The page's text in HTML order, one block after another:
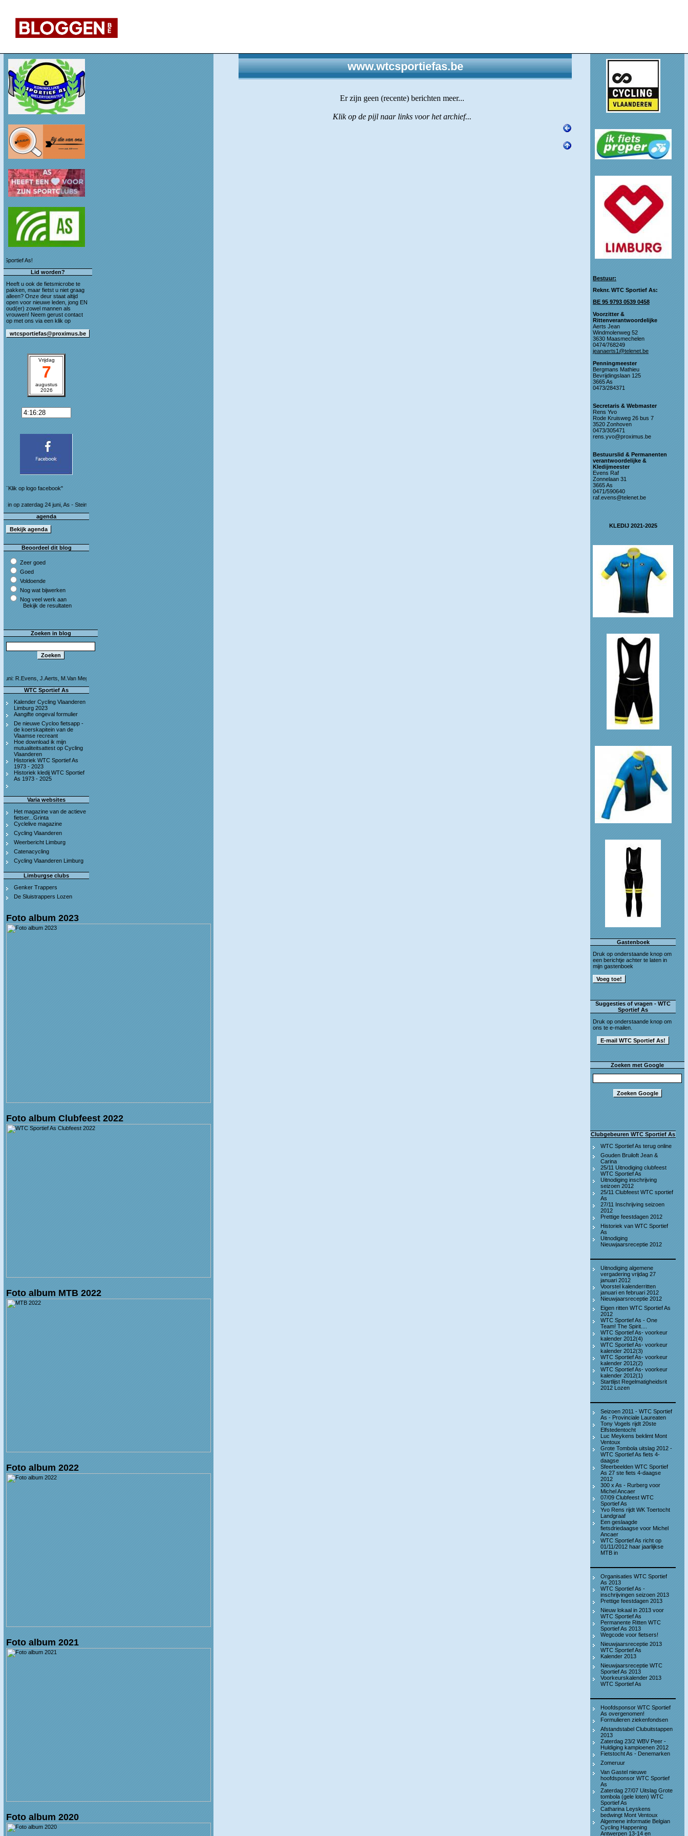
As!
Lid worden?
Heeft u ook de fietsmicrobe te
pakken, maar fietst u niet graag
alleen? Onze deur staat altijd
open voor nieuwe leden, jong EN
oud(er) zowel mannen als
vrouwen! Neem gerust contact
op met ons via een klik op
Vrijdag
7
augustus
2026
¨Klik op logo facebook"
zaterdag 24 juni, As - Stein 50 km (I&S 9u - 10u30) Café Bij die van ons As
agenda
Beoordeel dit blog
Zeer goed
Goed
Voldoende
Nog wat bijwerken
Nog veel werk aan
Bekijk de resultaten
Zoeken in blog
J.Aerts, M.Van Megen en C.Leeman - Van harte proficiat!
WTC Sportief As
Kalender Cycling Vlaanderen
Limburg 2023
Aangifte ongeval formulier
De nieuwe Cycloo fietsapp -
de koerskapitein van de
Vlaamse recreant
Hoe download ik mijn
mutualiteitsattest op Cycling
Vlaanderen
Historiek WTC Sportief As
1973 - 2023
Historiek kledij WTC Sportief
As 1973 - 2025
Varia websites
Het magazine van de actieve
fietser...Grinta
Cyclelive magazine
Cycling Vlaanderen
Weerbericht Limburg
Catenacycling
Cycling Vlaanderen Limburg
Limburgse clubs
Genker Trappers
De Sluistrappers Lozen
Foto album 2023
Foto album Clubfeest 2022
Foto album MTB 2022
Foto album 2022
Foto album 2021
Foto album 2020
www.wtcsportiefas.be
Er zijn geen (recente) berichten meer...
Klik op de pijl naar links voor het archief...
Bestuur:
Reknr. WTC Sportief As:
BE 95 9793 0539 0458
Voorzitter &
Rittenverantwoordelijke
Aerts Jean
Windmolenweg 52
3630 Maasmechelen
0474/768249
jeanaerts1@telenet.be
Penningmeester
Bergmans Mathieu
Bevrijdingslaan 125
3665 As
0473/284371
Secretaris & Webmaster
Rens Yvo
Rode Kruisweg 26 bus 7
3520 Zonhoven
0473/305471
rens.yvo@proximus.be
Bestuurslid & Permanenten
verantwoordelijke &
Kledijmeester
Evens Raf
Zonnelaan 31
3665 As
0471/590640
raf.evens@telenet.be
KLEDIJ 2021-2025
Gastenboek
Druk op onderstaande knop om
een berichtje achter te laten in
mijn gastenboek
Suggesties of vragen - WTC
Sportief As
Druk op onderstaande knop om
ons te e-mailen.
Zoeken met Google
Clubgebeuren WTC Sportief As
WTC Sportief As terug online
Gouden Bruiloft Jean &
Carina
25/11 Uitnodiging clubfeest
WTC Sportief As
Uitnodiging inschrijving
seizoen 2012
25/11 Clubfeest WTC sportief
As
27/11 Inschrijving seizoen
2012
Prettige feestdagen 2012
Historiek van WTC Sportief
As
Uitnodiging
Nieuwjaarsreceptie 2012
Uitnodiging algemene
vergadering vrijdag 27
januari 2012
Voorstel kalenderritten
januari en februari 2012
Nieuwjaarsreceptie 2012
Eigen ritten WTC Sportief As
2012
WTC Sportief As - One
Team! The Spirit....
WTC Sportief As- voorkeur
kalender 2012(4)
WTC Sportief As- voorkeur
kalender 2012(3)
WTC Sportief As- voorkeur
kalender 2012(2)
WTC Sportief As- voorkeur
kalender 2012(1)
Startlijst Regelmatigheidsrit
2012 Lozen
Seizoen 2011 - WTC Sportief
As - Provinciale Laureaten
Tony Vogels rijdt 20ste
Elfstedentocht
Luc Meykens beklimt Mont
Ventoux
Grote Tombola uitslag 2012 -
WTC Sportief As fiets 4-
daagse
Sfeerbeelden WTC Sportief
As 27 ste fiets 4-daagse
2012
300 x As - Rurberg voor
Michel Ancaer
07/09 Clubfeest WTC
Sportief As
Yvo Rens rijdt WK Toertocht
Landgraaf
Een geslaagde
fietsdriedaagse voor Michel
Ancaer
WTC Sportief As richt op
01/11/2012 haar jaarlijkse
MTB in
Organisaties WTC Sportief
As 2013
WTC Sportief As -
inschrijvingen seizoen 2013
Prettige feestdagen 2013
Nieuw lokaal in 2013 voor
WTC Sportief As
Permanente Ritten WTC
Sportief As 2013
Wegcode voor fietsers!
Nieuwjaarsreceptie 2013
WTC Sportief As
Kalender 2013
Nieuwjaarsreceptie WTC
Sportief As 2013
Voorkeurskalender 2013
WTC Sportief As
Hoofdsponsor WTC Sportief
As overgenomen!
Formulieren ziekenfondsen
Afstandstabel Clubuitstappen
2013
Zaterdag 23/2 WBV Peer -
Huldiging kampioenen 2012
Fietstocht As - Denemarken
Zomeruur
Van Gastel nieuwe
hoofdsponsor WTC Sportief
As
Zaterdag 27/07 Uitslag Grote
tombola (gele loten) WTC
Sportief As
Catharina Leyskens
bedwingt Mont Ventoux
Algemene informatie Belgian
Cycling Happening
Antwerpen 13-14 en